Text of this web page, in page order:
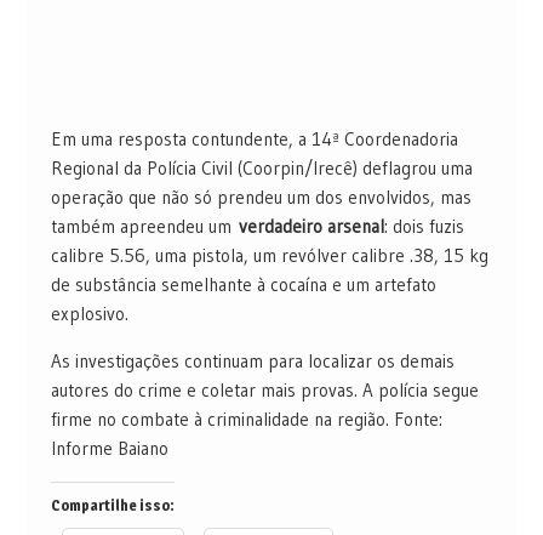
Em uma resposta contundente, a 14ª Coordenadoria
Regional da Polícia Civil (Coorpin/Irecê) deflagrou uma
operação que não só prendeu um dos envolvidos, mas
também apreendeu um verdadeiro arsenal: dois fuzis
calibre 5.56, uma pistola, um revólver calibre .38, 15 kg
de substância semelhante à cocaína e um artefato
explosivo.
As investigações continuam para localizar os demais
autores do crime e coletar mais provas. A polícia segue
firme no combate à criminalidade na região. Fonte:
Informe Baiano
Compartilhe isso: